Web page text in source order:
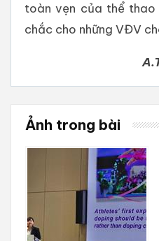
toàn vẹn của thể
chắc cho những VĐV
Ảnh trong bài